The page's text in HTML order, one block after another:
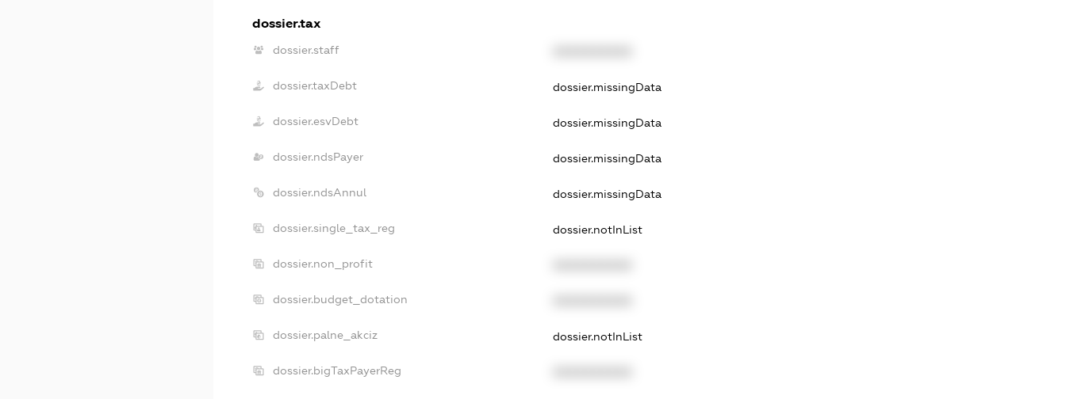
dossier.tax
dossier.staff
dossier.taxDebt dossier.missingData
dossier.esvDebt dossier.missingData
dossier.ndsPayer dossier.missingData
dossier.ndsAnnul dossier.missingData
dossier.single_tax_reg dossier.notInList
dossier.non_profit
dossier.budget_dotation
dossier.palne_akciz dossier.notInList
dossier.bigTaxPayerReg